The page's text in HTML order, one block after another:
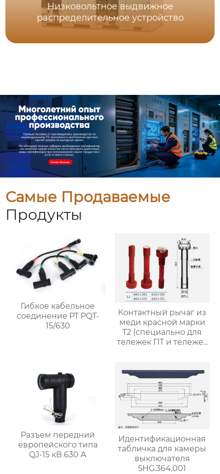
Низковольтное выдвижное
распределительное устройство
Самые Продаваемые
Продукты
Гибкое кабельное
соединение PT PQT-
15/630
Контактный рычаг из
меди красной марки
T2 (специально для
тележек ПТ и тележек
Разъем передний
европейского типа
QJ-15 кВ 630 А
Идентификационная
табличка для камеры
выключателя
5HG.364.001